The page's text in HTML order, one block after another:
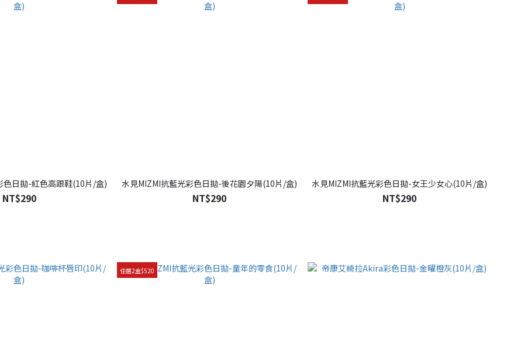
色日拋-紅色高跟鞋(10片/盒)
NT$290
水見MIZMI抗藍光彩色日拋-後花園夕陽(10片/盒)
NT$290
水見MIZMI抗藍光彩色日拋-女王少女心(10片/盒)
NT$290
任選2盒$520